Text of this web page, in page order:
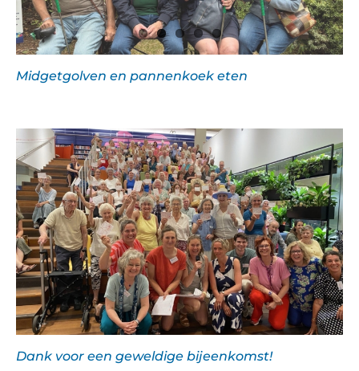
Midgetgolven en pannenkoek eten
Dank voor een geweldige bijeenkomst!